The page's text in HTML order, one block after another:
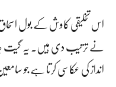
اس تخلیقی کاوش کے بول اسحاق
نے ترتیب دی ہیں۔ یہ گیت
انداز کی عکاسی کرتا ہے جو